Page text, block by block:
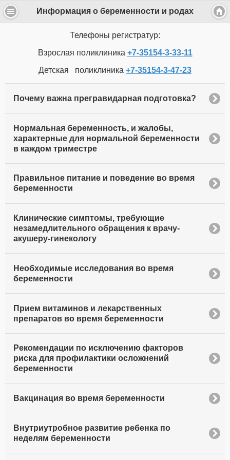
Информация о беременности и родах
Телефоны регистратур:
Взрослая поликлиника +7-35154-3-33-11
Детская поликлиника +7-35154-3-47-23
Почему важна прегравидарная подготовка?
Нормальная беременность, и жалобы,
характерные для нормальной беременности
в каждом триместре
Правильное питание и поведение во время
беременности
Клинические симптомы, требующие
незамедлительного обращения к врачу-
акушеру-гинекологу
Необходимые исследования во время
беременности
Прием витаминов и лекарственных
препаратов во время беременности
Рекомендации по исключению факторов
риска для профилактики осложнений
беременности
Вакцинация во время беременности
Внутриутробное развитие ребенка по
неделям беременности